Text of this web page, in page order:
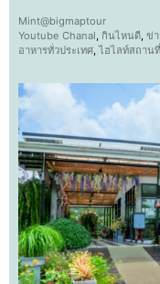
Mint@bigmaptour
Youtube Chanal กินไหนดี ข่า
อาหารทั่วประเทศ ,ไฮไลท์สถาน